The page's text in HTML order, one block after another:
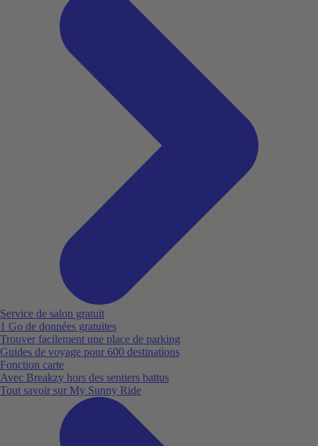
Service de salon gratuit
1 Go de données gratuites
Trouver facilement une place de parking
Guides de voyage pour 600 destinations
Fonction carte
Avec Breakzy hors des sentiers battus
Tout savoir sur My Sunny Ride